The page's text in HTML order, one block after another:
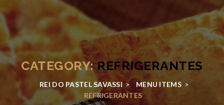
CATEGORY:REFRIGERANTES
REI DO PASTEL SAVASSI > MENU ITEMS >
REFRIGERANTES